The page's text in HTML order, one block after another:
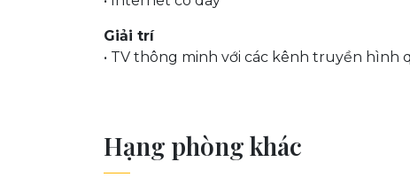
Giải trí
• TV thông minh với các kênh truyền hình
Hạng phòng khác